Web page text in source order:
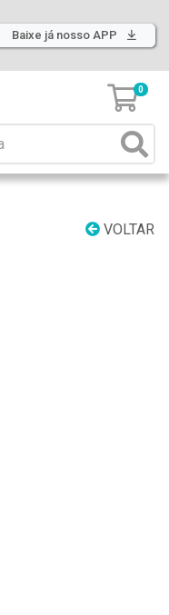
Baixe já nosso APP
0
VOLTAR